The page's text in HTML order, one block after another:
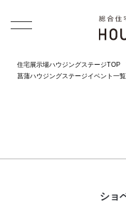
住宅展示場ハウジングステージTOP
菖蒲ハウジングステージイベント一覧
ショ